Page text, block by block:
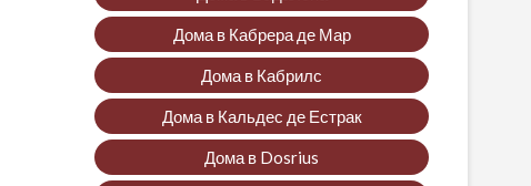
Дома в Кабрера де Мар
Дома в Кабрилс
Дома в Кальдес де Естрак
Дома в Dosrius